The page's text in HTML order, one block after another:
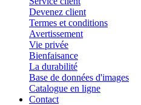
Devenez client
Termes et conditions
Avertissement
Vie privée
Bienfaisance
La durabilité
Base de données d'images
Catalogue en ligne
Contact